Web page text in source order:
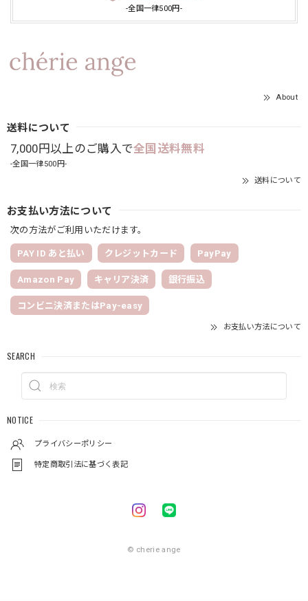
-全国一律500円-
About
送料について
7,000円以上のご購入で全国送料無料
-全国一律500円-
送料について
お支払い方法について
次の方法がご利用いただけます。
PAY ID あと払い クレジットカード PayPay
Amazon Pay キャリア決済 銀行振込
コンビニ決済またはPay-easy
お支払い方法について
SEARCH
NOTICE
プライバシーポリシー
特定商取引法に基づく表記
© cherie ange